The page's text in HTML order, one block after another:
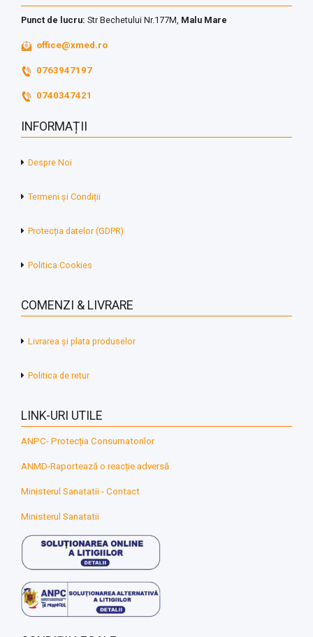
Punct de lucru: Str Bechetului Nr.177M, Malu Mare
office@xmed.ro
0763947197
0740347421
INFORMAȚII
Despre Noi
Termeni și Condiții
Protecția datelor (GDPR)
Politica Cookies
COMENZI & LIVRARE
Livrarea și plata produselor
Politica de retur
LINK-URI UTILE
ANPC- Protecția Consumatorilor
ANMD-Raportează o reacție adversă
Ministerul Sanatatii - Contact
Ministerul Sanatatii